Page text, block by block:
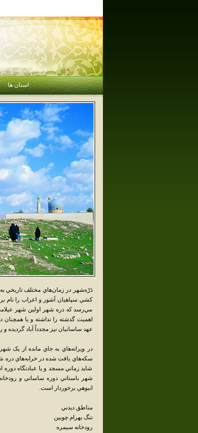
استان ها
دَرّه‌شهر در زمان‌هاي مختلف تاريخي به
کشي سپاهيان آشور و اعراب را نام
مي‌رسد که دره شهر اولين شهر
اهميت گذشته را نداشته و يا
عهد ساسانيان نيز مجدداً آباد گرديده
در ويرانه‌هاي به جاي مانده از يک
سکه‌هاي يافت شده در خرابه‌هاي دره
شايد زماني مسجد و يا عبادتگاه
شهر باستاني دوره ساساني و
انبوهي برخوردار است.
مناطق‌ ديدني
تنگ بهرام چوبين
رودخانه سيمره